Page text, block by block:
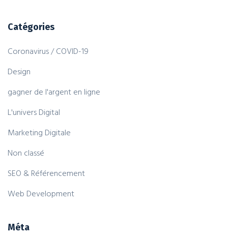
Catégories
Coronavirus / COVID-19
Design
gagner de l'argent en ligne
L'univers Digital
Marketing Digitale
Non classé
SEO & Référencement
Web Development
Méta